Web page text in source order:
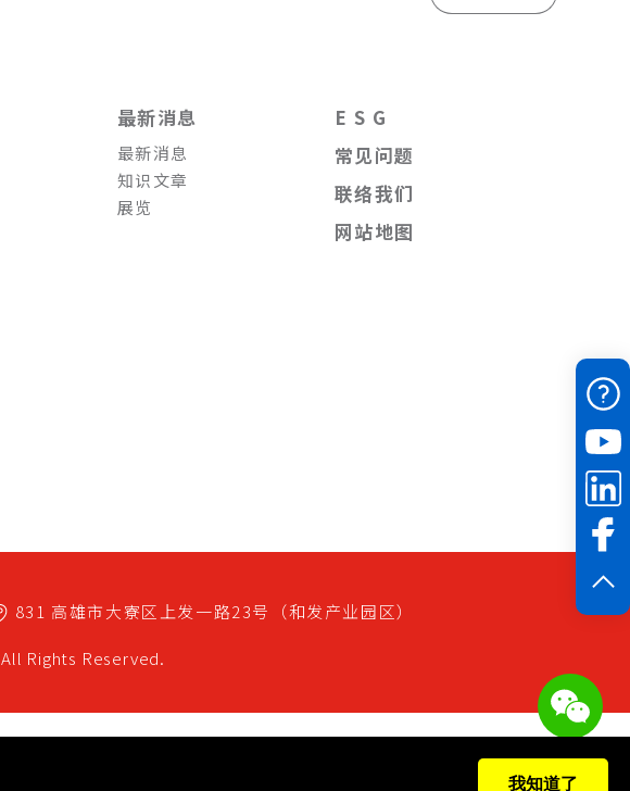
最新消息
最新消息
知识文章
展览
E S G
常见问题
联络我们
网站地图
831 高雄市大寮区 上发一路23号（和发产业园区）
All Rights Reserved.
我知道了